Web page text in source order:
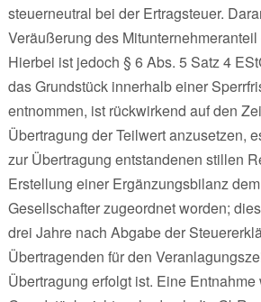
steuerneutral bei der Ertragsteuer.
Veräußerung des
Hierbei ist jedoch § 6 Abs. 5 Satz 4
das Grundstück innerhalb einer
entnommen, ist rückwirkend auf den
Übertragung der Teilwert anzusetzen,
zur Übertragung entstandenen stillen
Erstellung einer Ergänzungsbilanz
Gesellschafter zugeordnet worden;
drei Jahre nach Abgabe der
Übertragenden für den
Übertragung erfolgt ist. Eine